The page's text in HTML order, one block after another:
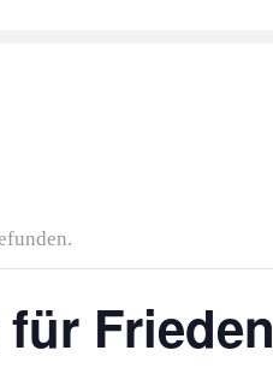
Frieden